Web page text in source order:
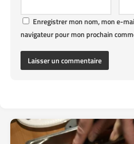
Enregistrer mon nom, mon e-
navigateur pour mon prochain